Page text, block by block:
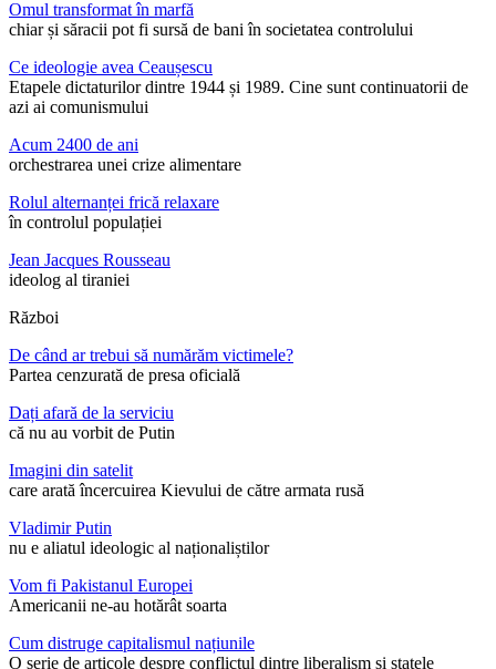
Omul transformat în marfă
chiar și săracii pot fi sursă de bani în societatea controlului
Ce ideologie avea Ceaușescu
Etapele dictaturilor dintre 1944 și 1989. Cine sunt continuatorii de
azi ai comunismului
Acum 2400 de ani
orchestrarea unei crize alimentare
Rolul alternanței frică relaxare
în controlul populației
Jean Jacques Rousseau
ideolog al tiraniei
Război
De când ar trebui să numărăm victimele?
Partea cenzurată de presa oficială
Dați afară de la serviciu
că nu au vorbit de Putin
Imagini din satelit
care arată încercuirea Kievului de către armata rusă
Vladimir Putin
nu e aliatul ideologic al naționaliștilor
Vom fi Pakistanul Europei
Americanii ne-au hotărât soarta
Cum distruge capitalismul națiunile
O serie de articole despre conflictul dintre liberalism și statele